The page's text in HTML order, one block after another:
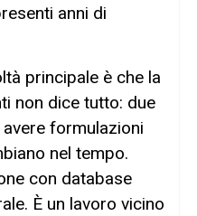
anni di
principale è che la
non dice tutto: due
formulazioni
nel tempo.
con database
È un lavoro vicino